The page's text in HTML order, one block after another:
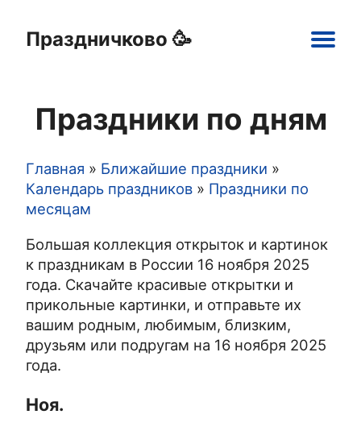
Праздничково 🥳
navigation
Открытки
Картинки
Шаблоны
Праздники
Праздники по дням
Строка
навигации
Главная
Ближайшие праздники
Календарь праздников
Праздники по
месяцам
Большая коллекция открыток и картинок
к праздникам в России 16 ноября 2025
года. Скачайте красивые открытки и
прикольные картинки, и отправьте их
вашим родным, любимым, близким,
друзьям или подругам на 16 ноября 2025
года.
Ноя.